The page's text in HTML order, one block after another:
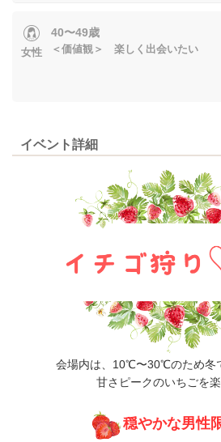
女性
40〜49歳
＜価値観＞ 楽しく出会いたい
イベント詳細
会場内は、10℃〜30℃のため冬
甘さピークのいちごを
穏やかな男性